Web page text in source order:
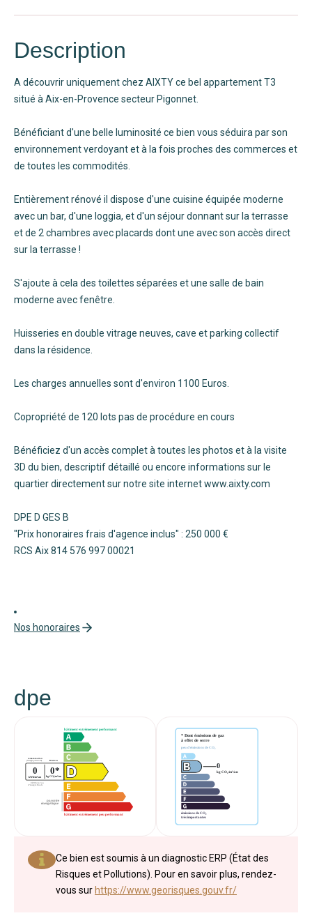
Description
A découvrir uniquement chez AIXTY ce bel appartement T3
situé à Aix-en-Provence secteur Pigonnet.
Bénéficiant d'une belle luminosité ce bien vous séduira par son
environnement verdoyant et à la fois proches des commerces et
de toutes les commodités.
Entièrement rénové il dispose d'une cuisine équipée moderne
avec un bar, d'une loggia, et d'un séjour donnant sur la terrasse
et de 2 chambres avec placards dont une avec son accès direct
sur la terrasse !
S'ajoute à cela des toilettes séparées et une salle de bain
moderne avec fenêtre.
Huisseries en double vitrage neuves, cave et parking collectif
dans la résidence.
Les charges annuelles sont d'environ 1100 Euros.
Copropriété de 120 lots pas de procédure en cours
Bénéficiez d'un accès complet à toutes les photos et à la visite
3D du bien, descriptif détaillé ou encore informations sur le
quartier directement sur notre site internet www.aixty.com
DPE D GES B
"Prix honoraires frais d'agence inclus" : 250 000 €
RCS Aix 814 576 997 00021
Nos honoraires
dpe
Ce bien est soumis à un diagnostic ERP (État des
Risques et Pollutions). Pour en savoir plus, rendez-
vous sur https://www.georisques.gouv.fr/